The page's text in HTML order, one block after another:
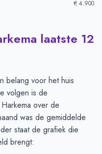
€ 4.900
-Afgelopen 3 maanden (per
€ 4.785
laatste 12
belang voor het huis
volgen is de
over de
was de gemiddelde
staat de grafiek die
brengt: